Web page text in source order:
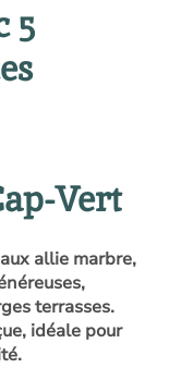
5
Vert
allie marbre,
terrasses.
idéale pour